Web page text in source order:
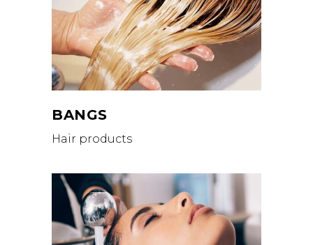
BANGS
Hair products